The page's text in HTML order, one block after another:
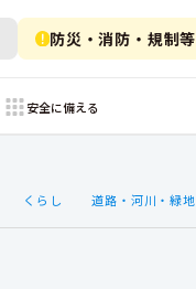
防災・消防・規制等
安全に備える
くらし 道路・河川・緑地